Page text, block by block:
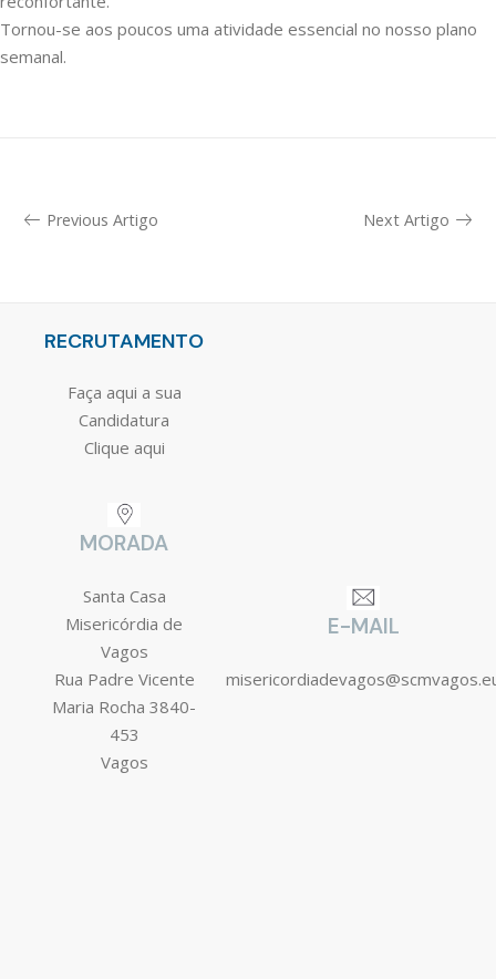
Tornou-se aos poucos uma atividade essencial no nosso plano
semanal.
Previous Artigo Next Artigo
RECRUTAMENTO
Faça aqui a sua
Candidatura
Clique aqui
MORADA
Santa Casa
Misericórdia de
Vagos
Rua Padre Vicente
Maria Rocha 3840-
453
Vagos
E-MAIL